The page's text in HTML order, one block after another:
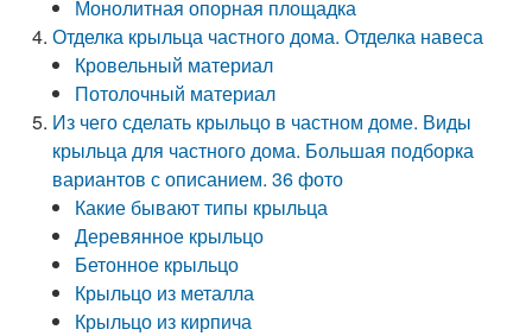
Монолитная опорная площадка
Отделка крыльца частного дома. Отделка навеса
Кровельный материал
Потолочный материал
Из чего сделать крыльцо в частном доме. Виды
крыльца для частного дома. Большая подборка
вариантов с описанием. 36 фото
Какие бывают типы крыльца
Деревянное крыльцо
Бетонное крыльцо
Крыльцо из металла
Крыльцо из кирпича